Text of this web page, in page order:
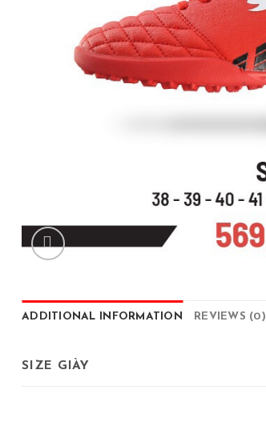
ADDITIONAL INFORMATION REVIEWS (0)
SIZE GIÀY